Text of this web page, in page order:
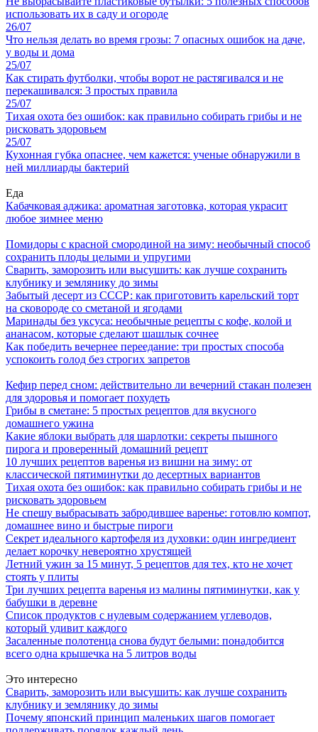
использовать их в саду и огороде
26/07
Что нельзя делать во время грозы: 7 опасных ошибок на даче,
у воды и дома
25/07
Как стирать футболки, чтобы ворот не растягивался и не
перекашивался: 3 простых правила
25/07
Тихая охота без ошибок: как правильно собирать грибы и не
рисковать здоровьем
25/07
Кухонная губка опаснее, чем кажется: ученые обнаружили в
ней миллиарды бактерий
Еда
Кабачковая аджика: ароматная заготовка, которая украсит
любое зимнее меню
Помидоры с красной смородиной на зиму: необычный способ
сохранить плоды целыми и упругими
Сварить, заморозить или высушить: как лучше сохранить
клубнику и землянику до зимы
Забытый десерт из СССР: как приготовить карельский торт
на сковороде со сметаной и ягодами
Маринады без уксуса: необычные рецепты с кофе, колой и
ананасом, которые сделают шашлык сочнее
Как победить вечернее переедание: три простых способа
успокоить голод без строгих запретов
Кефир перед сном: действительно ли вечерний стакан полезен
для здоровья и помогает похудеть
Грибы в сметане: 5 простых рецептов для вкусного
домашнего ужина
Какие яблоки выбрать для шарлотки: секреты пышного
пирога и проверенный домашний рецепт
10 лучших рецептов варенья из вишни на зиму: от
классической пятиминутки до десертных вариантов
Тихая охота без ошибок: как правильно собирать грибы и не
рисковать здоровьем
Не спешу выбрасывать забродившее варенье: готовлю компот,
домашнее вино и быстрые пироги
Секрет идеального картофеля из духовки: один ингредиент
делает корочку невероятно хрустящей
Летний ужин за 15 минут, 5 рецептов для тех, кто не хочет
стоять у плиты
Три лучших рецепта варенья из малины пятиминутки, как у
бабушки в деревне
Список продуктов с нулевым содержанием углеводов,
который удивит каждого
Засаленные полотенца снова будут белыми: понадобится
всего одна крышечка на 5 литров воды
Это интересно
Сварить, заморозить или высушить: как лучше сохранить
клубнику и землянику до зимы
Почему японский принцип маленьких шагов помогает